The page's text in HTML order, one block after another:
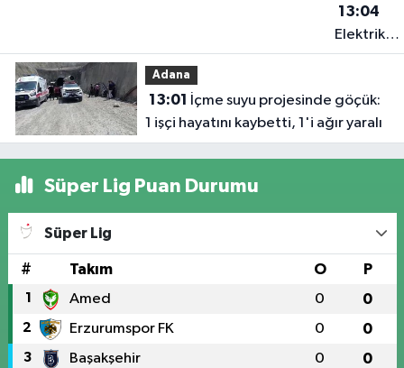
13:04
Elektrik
akımına
oldu
Adana
13:01
1 işçi hayatını kaybetti, 1'i ağır yaralı
Süper Lig Puan Durumu
Süper Lig
# Takım O P
1 Amed 0 0
2 Erzurumspor FK 0 0
3 Başakşehir 0 0